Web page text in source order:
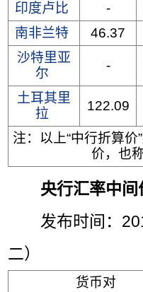
印度卢比 -
南非兰特
46.37
沙特里亚
尔
-
土耳其里
拉
122.09
注：以上“中行折算价
价，也
央行汇率中间
发布时间：
二）
货币对